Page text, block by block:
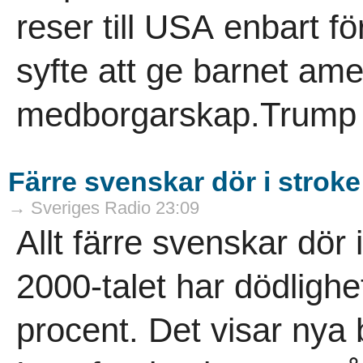
reser till USA enbart
syfte att ge barnet
Färre svenskar dör i stroke
→ Sveriges Radio 23:09
Allt färre svenskar dör
2000-talet har
procent. Det visar nya